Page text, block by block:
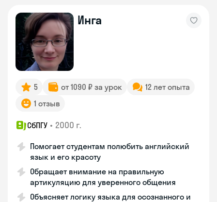
Инга
5 от 1090 ₽ за урок
12 лет опыта
1 отзыв
СбПГУ • 2000 г.
Помогает студентам полюбить английский
язык и его красоту
Обращает внимание на правильную
артикуляцию для уверенного общения
Объясняет логику языка для осознанного и